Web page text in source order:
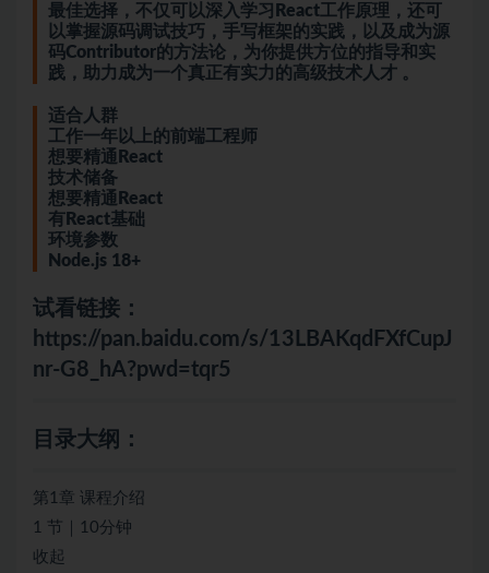
最佳选择，不仅可以深入学习React工作原理，还可
以掌握源码调试技巧，手写框架的实践，以及成为源
码Contributor的方法论，为你提供方位的指导和实
践，助力成为一个真正有实力的高级技术人才 。
适合人群
工作一年以上的前端工程师
想要精通React
技术储备
想要精通React
有React基础
环境参数
Node.js 18+
试看链接：
https://pan.baidu.com/s/13LBAKqdFXfCupJ
nr-G8_hA?pwd=tqr5
目录大纲：
第1章 课程介绍
1 节｜10分钟
收起